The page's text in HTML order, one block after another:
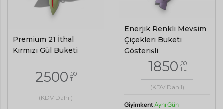
Premium 21 İthal
Kırmızı Gül Buketi
2500 ,00
TL
(KDV Dahil)
Enerjik Renkli Mevsim
Çiçekleri Buketi
Gösterişli
1850 ,00
TL
(KDV Dahil)
Giyimkent Aynı Gün